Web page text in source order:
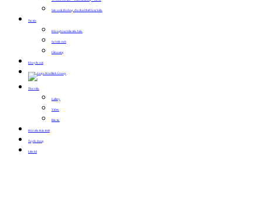
Sản xuất, thi công, cho thuê thiết bị sự kiện
Tin tức
Hội nghị sự kiện tiêu biểu
Sự kiện mới
Cẩm nang
Khuyến mãi
Thư viện
Gallery
Video
Bản tin
Hội viên thân thiết
Tuyển dụng
Liên hệ